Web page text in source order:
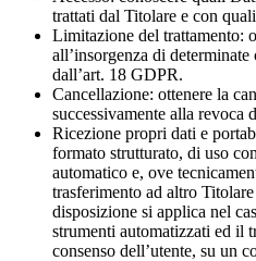
trattati dal Titolare e con
Limitazione del trattamento:
all’insorgenza di
dall’art. 18 GDPR.
Cancellazione: ottenere la
successivamente alla revoca
Ricezione propri dati e
formato strutturato, di uso
automatico e, ove
trasferimento ad altro
disposizione si applica nel
strumenti automatizzati ed il
consenso dell’utente, su un